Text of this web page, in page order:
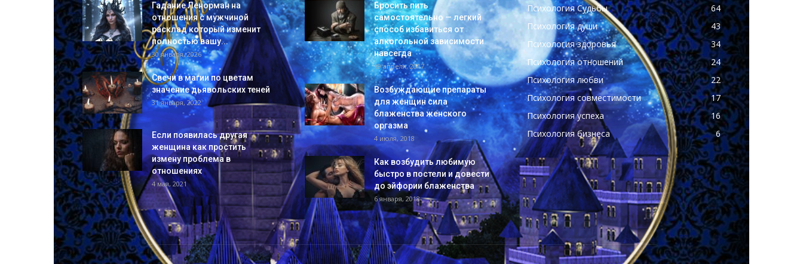
Гадание Ленорман на
отношения с мужчиной
расклад который изменит
полностью вашу...
30 января, 2026
Свечи в магии по цветам
значение дьявольских теней
31 января, 2022
Если появилась другая
женщина как простить
измену проблема в
отношениях
4 мая, 2021
Бросить пить
самостоятельно — легкий
способ избавиться от
алкогольной зависимости
навсегда
19 апреля, 2017
Возбуждающие препараты
для женщин сила
блаженства женского
оргазма
4 июля, 2018
Как возбудить любимую
быстро в постели и довести
до эйфории блаженства
6 января, 2018
Психология Судьбы
64
Психология души
43
Психология здоровья
34
Психология отношений
24
Психология любви
22
Психология совместимости
17
Психология успеха
16
Психология бизнеса
6